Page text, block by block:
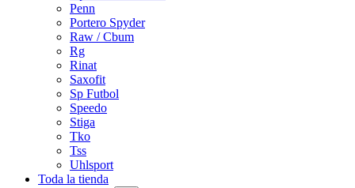
Penn
Portero Spyder
Raw / Cbum
Rg
Rinat
Saxofit
Sp Futbol
Speedo
Stiga
Tko
Tss
Uhlsport
Toda la tienda